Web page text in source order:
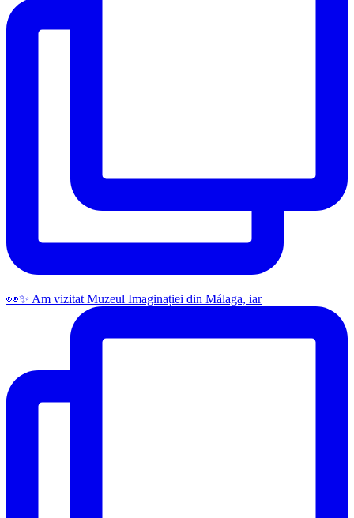
👀✨️ Am vizitat Muzeul Imaginației din Málaga, iar